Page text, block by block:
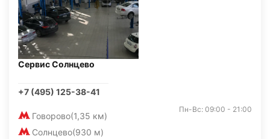
Сервис Солнцево
+7 (495) 125-38-41
Говорово(1,35 км)
Солнцево(930 м)
Пн-Вс: 09:00 - 21:00